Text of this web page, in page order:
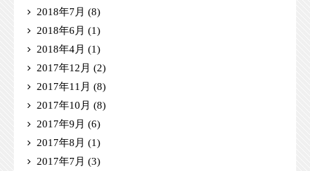
2018年7月 (8)
2018年6月 (1)
2018年4月 (1)
2017年12月 (2)
2017年11月 (8)
2017年10月 (8)
2017年9月 (6)
2017年8月 (1)
2017年7月 (3)